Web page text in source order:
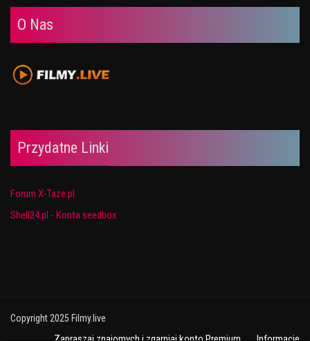
O Nas
Przydatne Linki
Forum X-Taze.pl
Shell24.pl - Konta seedbox
Copyright 2025 Filmy.live